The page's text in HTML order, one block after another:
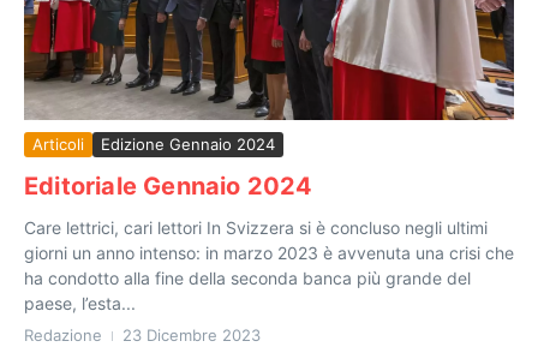
Articoli Edizione Gennaio 2024
Editoriale Gennaio 2024
Care lettrici, cari lettori In Svizzera si è concluso negli ultimi
giorni un anno intenso: in marzo 2023 è avvenuta una crisi che
ha condotto alla fine della seconda banca più grande del
paese, l’esta...
Redazione 23 Dicembre 2023